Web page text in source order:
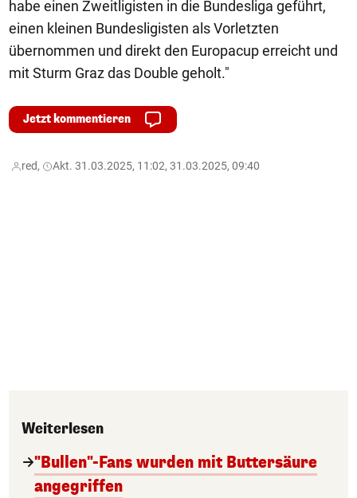
habe einen Zweitligisten in die Bundesliga geführt,
einen kleinen Bundesligisten als Vorletzten
übernommen und direkt den Europacup erreicht und
mit Sturm Graz das Double geholt."
Jetzt kommentieren
red, Akt. 31.03.2025, 11:02, 31.03.2025, 09:40
Weiterlesen
"Bullen"-Fans wurden mit Buttersäure
angegriffen